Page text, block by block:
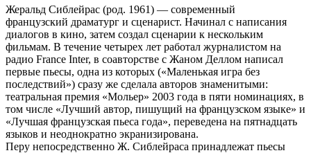
Жеральд Сиблейрас (род. 1961) — современный
французский драматург и сценарист. Начинал с написания
диалогов в кино, затем создал сценарии к нескольким
фильмам. В течение четырех лет работал журналистом на
радио France Inter, в соавторстве с Жаном Деллом написал
первые пьесы, одна из которых («Маленькая игра без
последствий») сразу же сделала авторов знаменитыми:
театральная премия «Мольер» 2003 года в пяти номинациях, в
том числе «Лучший автор, пишущий на французском языке» и
«Лучшая французская пьеса года», переведена на пятнадцать
языков и неоднократно экранизирована.
Перу непосредственно Ж. Сиблейраса принадлежат пьесы